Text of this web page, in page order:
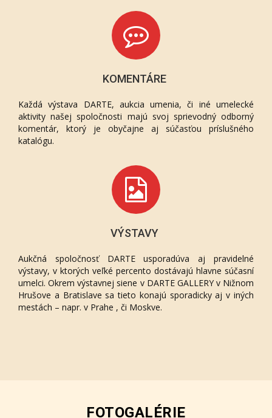
KOMENTÁRE
Každá výstava DARTE, aukcia umenia, či iné umelecké
aktivity našej spoločnosti majú svoj sprievodný odborný
komentár, ktorý je obyčajne aj súčasťou príslušného
katalógu.
VÝSTAVY
Aukčná spoločnosť DARTE usporadúva aj pravidelné
výstavy, v ktorých veľké percento dostávajú hlavne súčasní
umelci. Okrem výstavnej siene v DARTE GALLERY v Nižnom
Hrušove a Bratislave sa tieto konajú sporadicky aj v iných
mestách – napr. v Prahe , či Moskve.
FOTOGALÉRIE